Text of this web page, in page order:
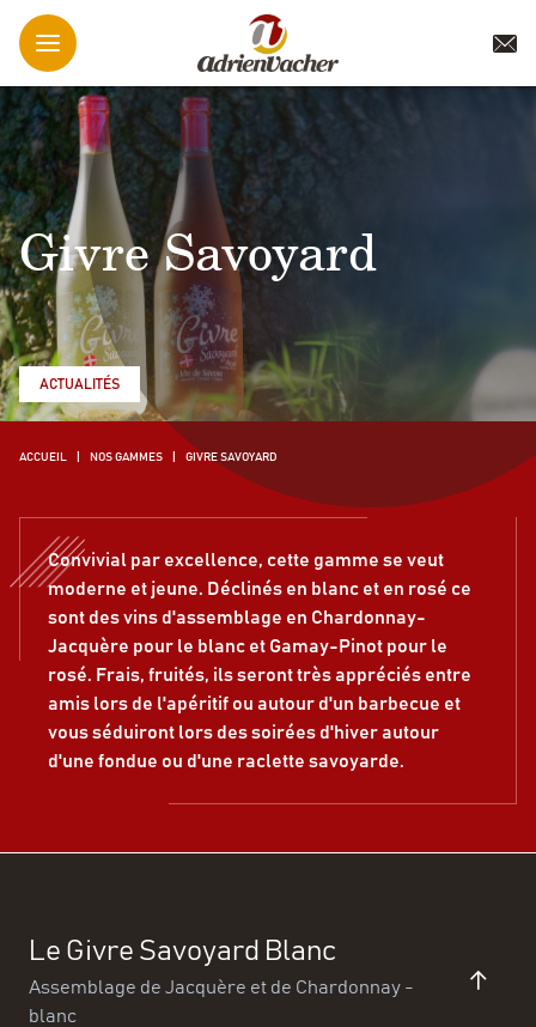
Givre Savoyard
ACCUEIL NOS GAMMES GIVRE SAVOYARD
ACTUALITÉS
Convivial par excellence, cette gamme se veut
moderne et jeune. Déclinés en blanc et en rosé ce
sont des vins d'assemblage en Chardonnay-
Jacquère pour le blanc et Gamay-Pinot pour le
rosé. Frais, fruités, ils seront très appréciés entre
amis lors de l'apéritif ou autour d'un barbecue et
vous séduiront lors des soirées d'hiver autour
d'une fondue ou d'une raclette savoyarde.
Le Givre Savoyard Blanc
Assemblage de Jacquère et de Chardonnay -
blanc